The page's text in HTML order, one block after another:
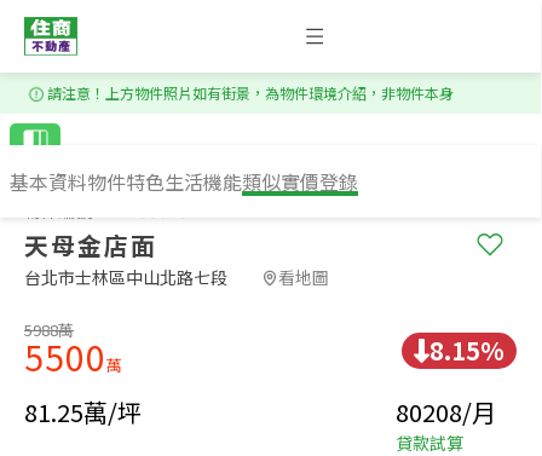
基本資料物件特色生活機能類似實價登錄
請注意！上方物件照片如有街景，為物件環境介紹，非物件本身
天母金店面
台北市士林區中山北路七段​ 看地圖
5988萬
5500萬
8.15%
81.25萬/坪
80208/月
貸款試算